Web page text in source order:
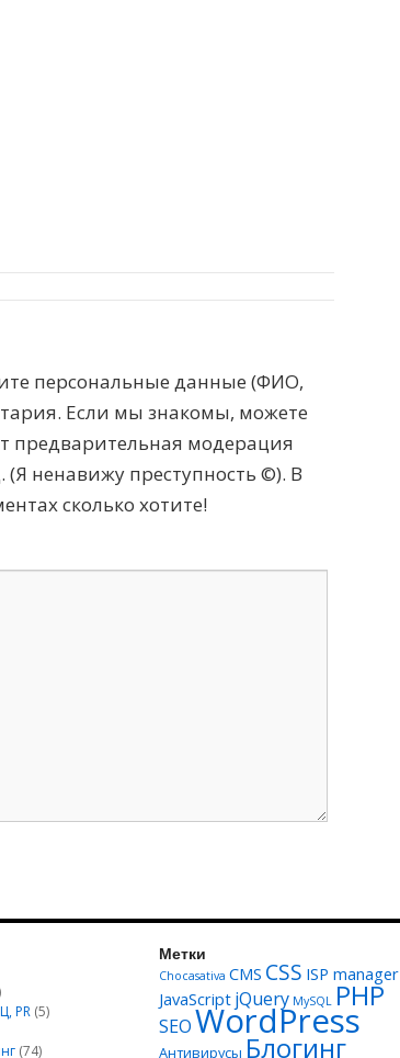
персональные данные (ФИО,
Если мы знакомы, можете
предварительная модерация
(Я ненавижу преступность ©). В
сколько хотите!
PR (5)
(74)
Метки
Chocasativa CMS CSS ISP manager
JavaScript jQuery MySQL PHP
SEOWordPress
Антивирусы Блогинг